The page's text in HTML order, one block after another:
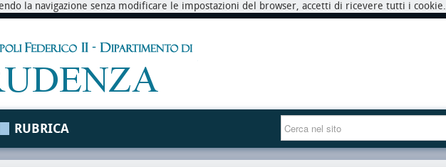
la navigazione senza modificare le impostazioni del browser, accetti di ricevere tutti i cookie.
RUBRICA